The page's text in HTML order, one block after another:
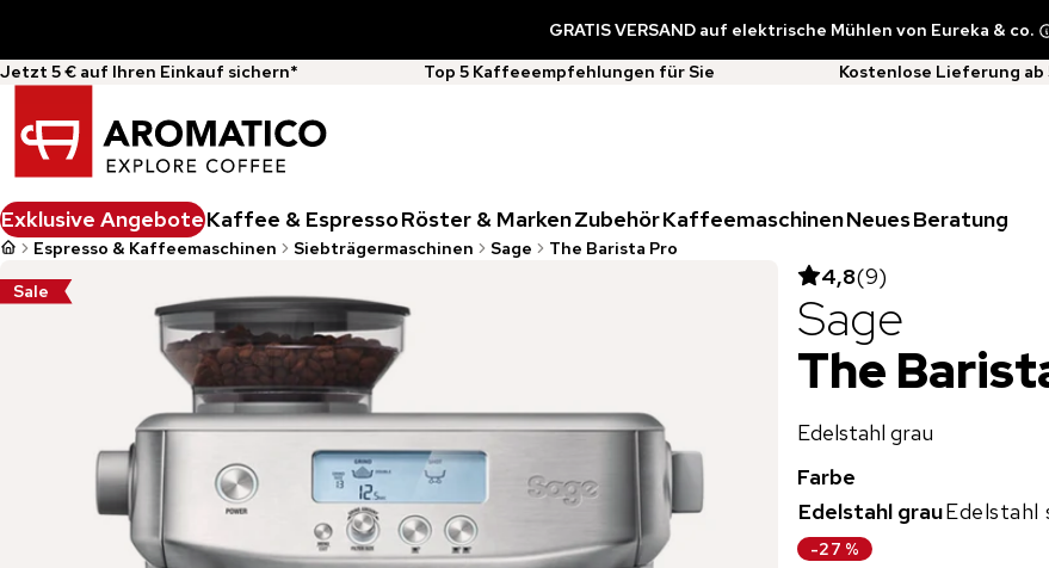
GRATIS VERSAND auf elektrische Mühlen von Eureka & co.
Jetzt 5 € auf Ihren Einkauf sichern*
Top 5 Kaffeeempfehlungen für Sie Kostenlose Lieferung ab
Exklusive AngeboteKaffee & EspressoRöster & MarkenZubehörKaffeemaschinenNeuesBeratung
Espresso & Kaffeemaschinen Siebträgermaschinen Sage
The Barista Pro
Sale
4,8(9)
Sage
The
Edelstahl grau
Farbe
Edelstahl grauEdelstahl
-27 %